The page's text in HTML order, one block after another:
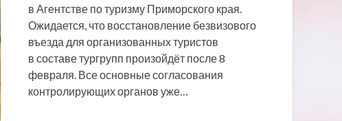
в Агентстве по туризму Приморского края.
Ожидается, что восстановление безвизового
въезда для организованных туристов
в составе тургрупп произойдёт после 8
февраля. Все основные согласования
контролирующих органов уже…